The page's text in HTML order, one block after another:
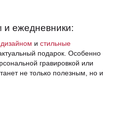
и ежедневники:
и стильные
подарок. Особенно
гравировкой или
не только полезным, но и